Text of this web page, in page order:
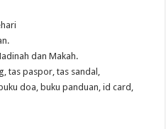
dan Makah.
tas paspor, tas sandal,
doa, buku panduan, id card,